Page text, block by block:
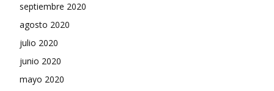
septiembre 2020
agosto 2020
julio 2020
junio 2020
mayo 2020